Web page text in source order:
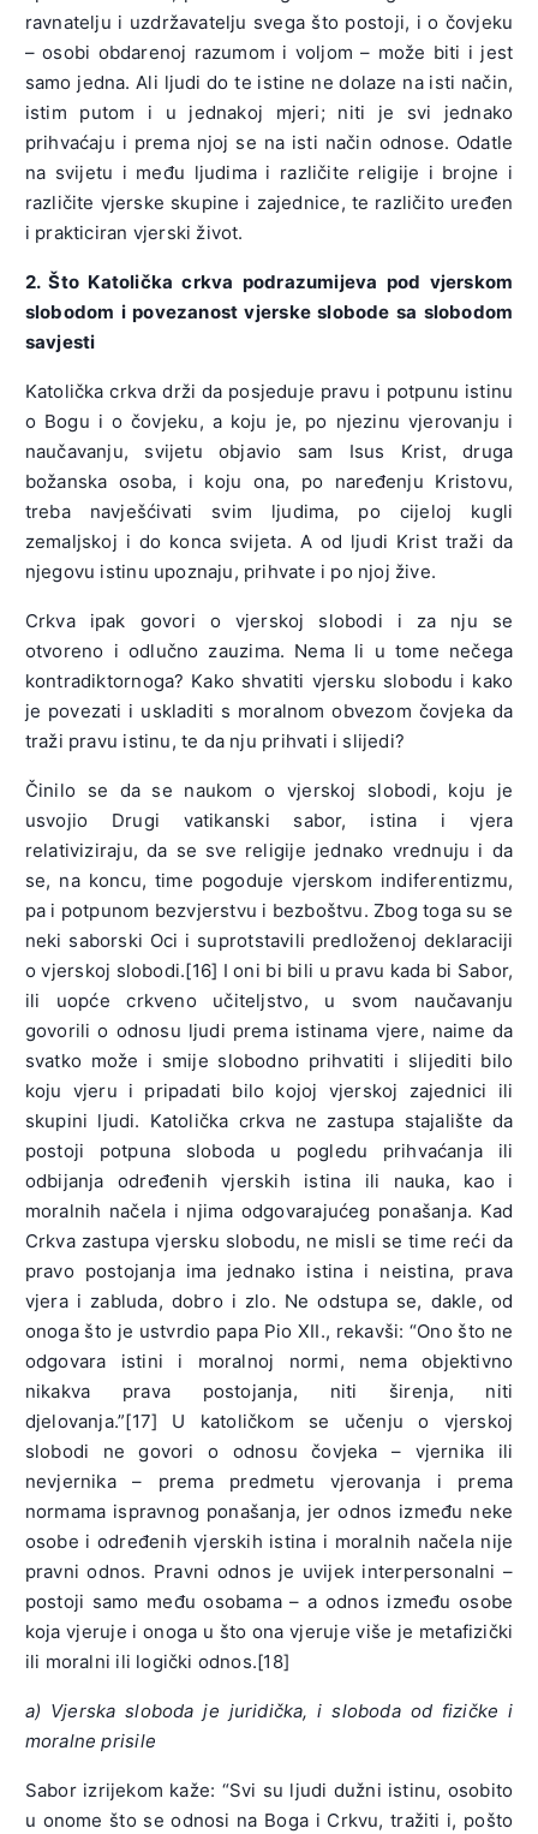
ravnatelju i uzdržavatelju svega što postoji, i o čovjeku
– osobi obdarenoj razumom i voljom – može biti i jest
samo jedna. Ali ljudi do te istine ne dolaze na isti način,
istim putom i u jednakoj mjeri; niti je svi jednako
prihvaćaju i prema njoj se na isti način odnose. Odatle
na svijetu i među ljudima i različite religije i brojne i
različite vjerske skupine i zajednice, te različito uređen
i prakticiran vjerski život.
2. Što Katolička crkva podrazumijeva pod vjerskom
slobodom i povezanost vjerske slobode sa slobodom
savjesti
Katolička crkva drži da posjeduje pravu i potpunu istinu
o Bogu i o čovjeku, a koju je, po njezinu vjerovanju i
naučavanju, svijetu objavio sam Isus Krist, druga
božanska osoba, i koju ona, po naređenju Kristovu,
treba navješćivati svim ljudima, po cijeloj kugli
zemaljskoj i do konca svijeta. A od ljudi Krist traži da
njegovu istinu upoznaju, prihvate i po njoj žive.
Crkva ipak govori o vjerskoj slobodi i za nju se
otvoreno i odlučno zauzima. Nema li u tome nečega
kontradiktornoga? Kako shvatiti vjersku slobodu i kako
je povezati i uskladiti s moralnom obvezom čovjeka da
traži pravu istinu, te da nju prihvati i slijedi?
Činilo se da se naukom o vjerskoj slobodi, koju je
usvojio Drugi vatikanski sabor, istina i vjera
relativiziraju, da se sve religije jednako vrednuju i da
se, na koncu, time pogoduje vjerskom indiferentizmu,
pa i potpunom bezvjerstvu i bezboštvu. Zbog toga su se
neki saborski Oci i suprotstavili predloženoj deklaraciji
o vjerskoj slobodi.[16] I oni bi bili u pravu kada bi Sabor,
ili uopće crkveno učiteljstvo, u svom naučavanju
govorili o odnosu ljudi prema istinama vjere, naime da
svatko može i smije slobodno prihvatiti i slijediti bilo
koju vjeru i pripadati bilo kojoj vjerskoj zajednici ili
skupini ljudi. Katolička crkva ne zastupa stajalište da
postoji potpuna sloboda u pogledu prihvaćanja ili
odbijanja određenih vjerskih istina ili nauka, kao i
moralnih načela i njima odgovarajućeg ponašanja. Kad
Crkva zastupa vjersku slobodu, ne misli se time reći da
pravo postojanja ima jednako istina i neistina, prava
vjera i zabluda, dobro i zlo. Ne odstupa se, dakle, od
onoga što je ustvrdio papa Pio XII., rekavši: “Ono što ne
odgovara istini i moralnoj normi, nema objektivno
nikakva prava postojanja, niti širenja, niti
djelovanja.”[17] U katoličkom se učenju o vjerskoj
slobodi ne govori o odnosu čovjeka – vjernika ili
nevjernika – prema predmetu vjerovanja i prema
normama ispravnog ponašanja, jer odnos između neke
osobe i određenih vjerskih istina i moralnih načela nije
pravni odnos. Pravni odnos je uvijek interpersonalni –
postoji samo među osobama – a odnos između osobe
koja vjeruje i onoga u što ona vjeruje više je metafizički
ili moralni ili logički odnos.[18]
a) Vjerska sloboda je juridička, i sloboda od fizičke i
moralne prisile
Sabor izrijekom kaže: “Svi su ljudi dužni istinu, osobito
u onome što se odnosi na Boga i Crkvu, tražiti i, pošto